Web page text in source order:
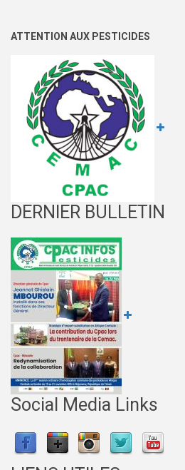
ATTENTION AUX PESTICIDES
DERNIER BULLETIN
Social Media Links